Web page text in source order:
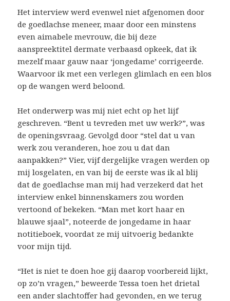
Het interview werd evenwel niet afgenomen door
de goedlachse meneer, maar door een minstens
even aimabele mevrouw, die bij deze
aanspreektitel dermate verbaasd opkeek, dat ik
mezelf maar gauw naar ‘jongedame’ corrigeerde.
Waarvoor ik met een verlegen glimlach en een blos
op de wangen werd beloond.
Het onderwerp was mij niet echt op het lijf
geschreven. “Bent u tevreden met uw werk?”, was
de openingsvraag. Gevolgd door “stel dat u van
werk zou veranderen, hoe zou u dat dan
aanpakken?” Vier, vijf dergelijke vragen werden op
mij losgelaten, en van bij de eerste was ik al blij
dat de goedlachse man mij had verzekerd dat het
interview enkel binnenskamers zou worden
vertoond of bekeken. “Man met kort haar en
blauwe sjaal”, noteerde de jongedame in haar
notitieboek, voordat ze mij uitvoerig bedankte
voor mijn tijd.
“Het is niet te doen hoe gij daarop voorbereid lijkt,
op zo’n vragen,” beweerde Tessa toen het drietal
een ander slachtoffer had gevonden, en we terug